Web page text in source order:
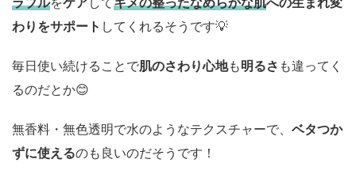
わりをサポート してくれるそうです💡
毎日使い続けることで肌のさわり心地も明るさ も違ってく
るのだとか😊
無香料・無色透明で水のようなテクスチャーで、 ベタつか
ずに使えるのも良いのだそうです！